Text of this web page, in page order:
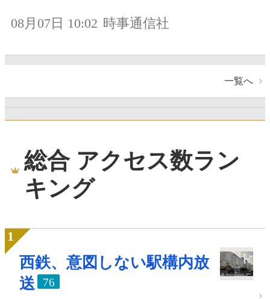
08月07日 10:02 時事通信社
一覧へ
総合 アクセス数ラン
キング
西鉄、意図しない駅構内放
送
76